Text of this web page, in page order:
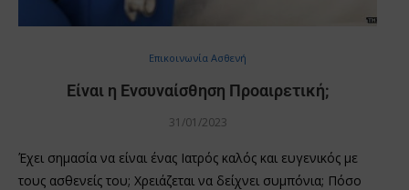
Επικοινωνία Ασθενή
Είναι η Ενσυναίσθηση Προαιρετική;
31/01/2023
Έχει σημασία να είναι ένας Ιατρός καλός και ευγενικός με
τους ασθενείς του; Χρειάζεται να δείχνει συμπόνια; Πόσο